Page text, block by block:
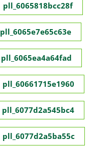
pll_6065818bcc28f
pll_6065e7e65c63e
pll_6065ea4a64fad
pll_60661715e1960
pll_6077d2a545bc4
pll_6077d2a5ba55c